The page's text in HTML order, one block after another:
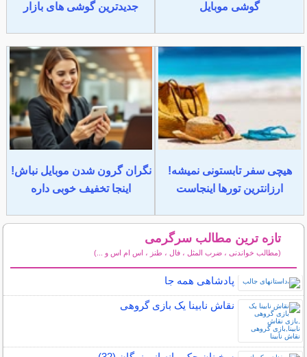
گوشی موبایل
جدیدترین گوشی های بازار
هیچی سفر تابستونی نمیشه!
ارزانترین تورها اینجاست
نگران گرون شدن موبایل نباش!
اینجا تخفیف خوبی داره
تازه ترین مطالب سرگرمی
(مطالب خواندنی ، ضرب المثل ، فال ، طنز ، اس ام اس و ...)
پادشاهی همه جا
نقاش نابینا یک بازی گروهی